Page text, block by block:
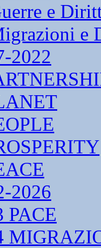
e
e
2022
2026
PACE